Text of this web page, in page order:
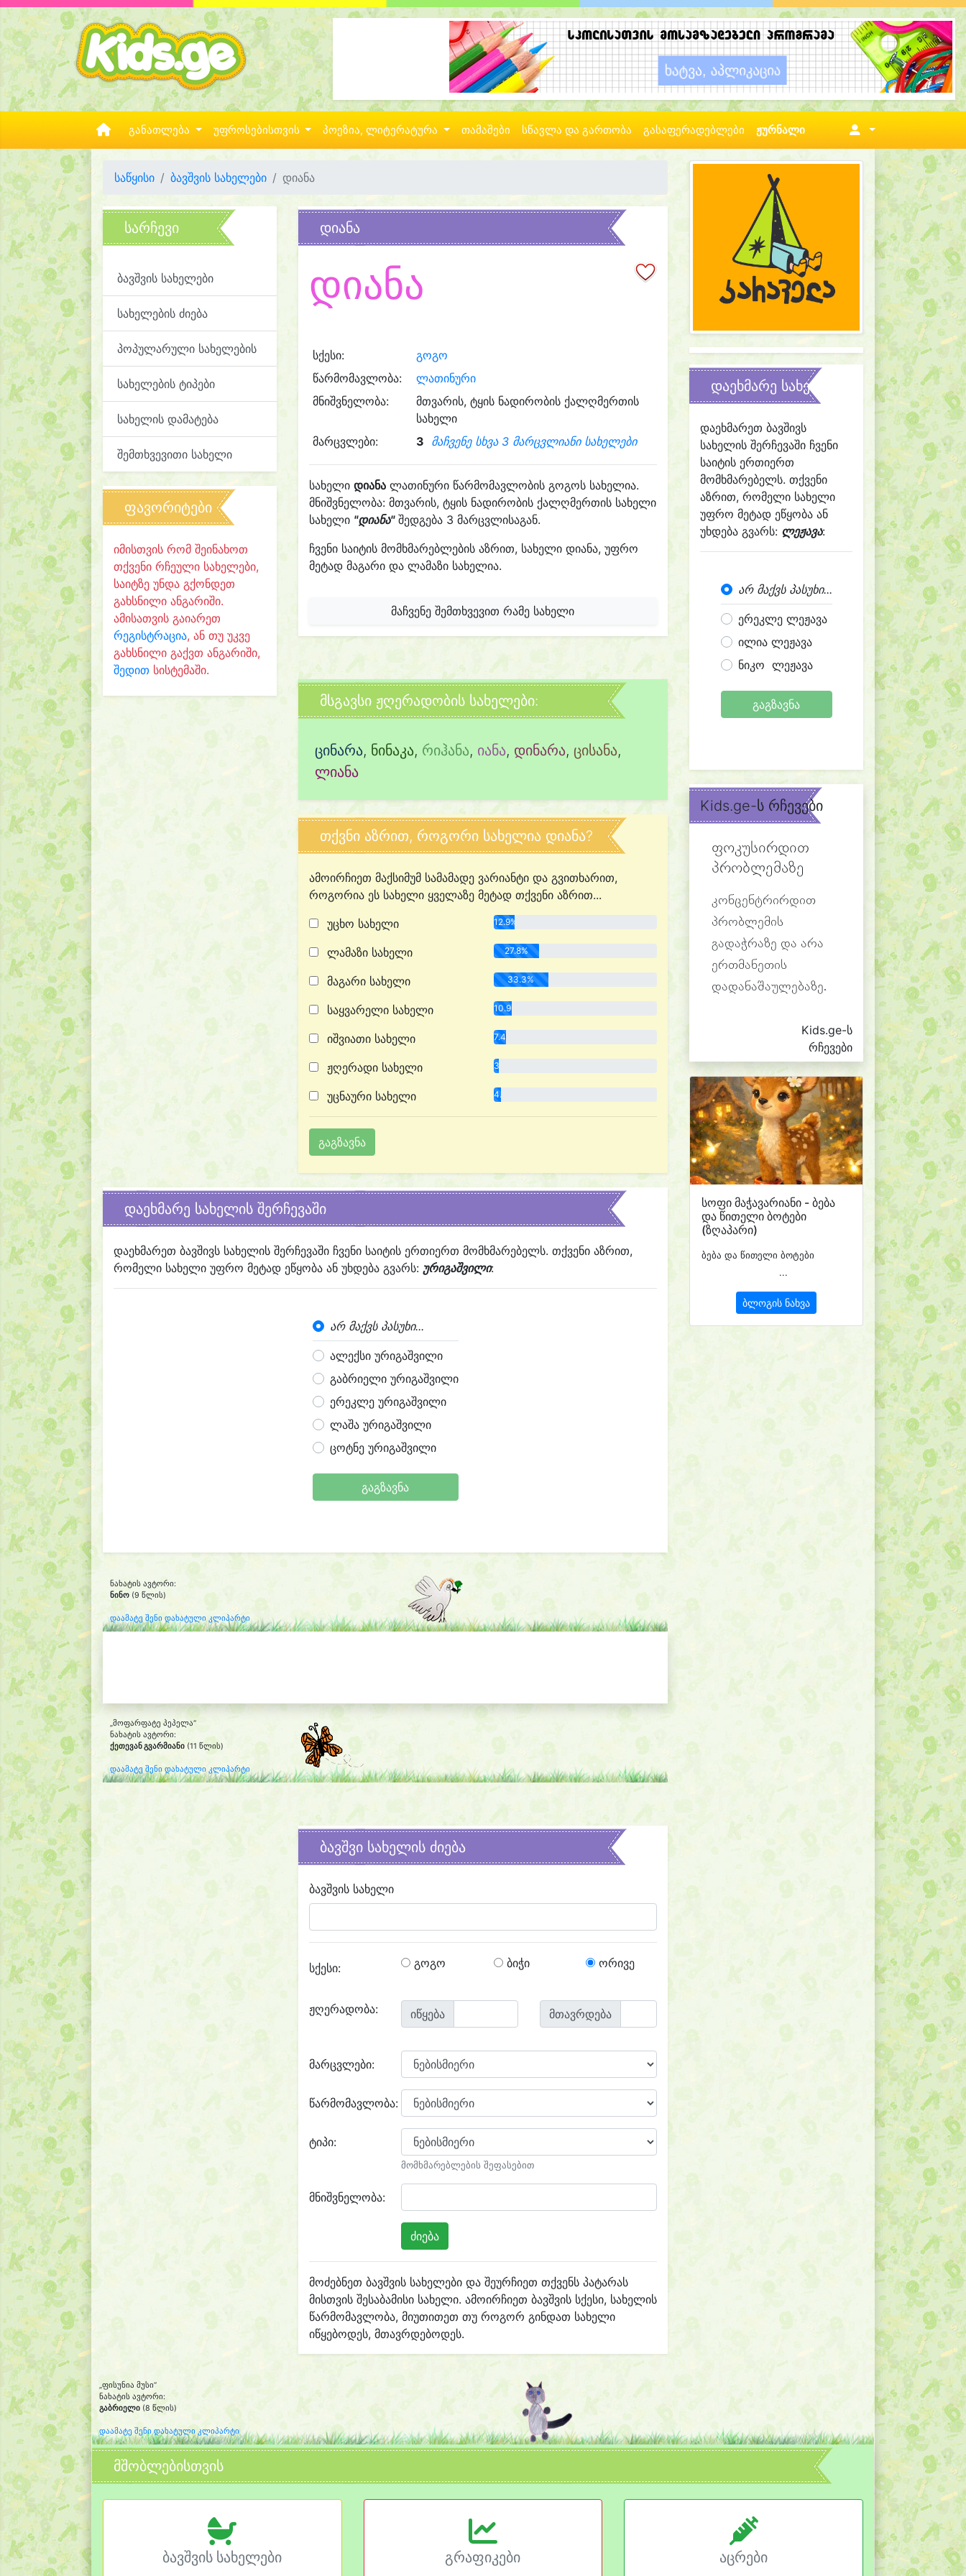
განათლება უფროსებისთვის პოეზია, ლიტერატურა თამაშები სწავლა და გართობა გასაფერადებლები ჟურნალი
საწყისი ბავშვის სახელები დიანა
სარჩევი
ბავშვის სახელები
სახელების ძიება
პოპულარული სახელების
სახელების ტიპები
სახელის დამატება
შემთხვევითი სახელი
ფავორიტები
იმისთვის რომ შეინახოთ
თქვენი რჩეული სახელები,
საიტზე უნდა გქონდეთ
გახსნილი ანგარიში.
ამისათვის გაიარეთ
რეგისტრაცია, ან თუ უკვე
გახსნილი გაქვთ ანგარიში,
შედით სისტემაში.
დიანა
დიანა
სქესი:
გოგო
წარმომავლობა:
ლათინური
მნიშვნელობა:
მთვარის, ტყის ნადირობის ქალღმერთის
სახელი
მარცვლები:
3 მაჩვენე სხვა 3 მარცვლიანი სახელები
სახელი დიანალათინური წარმომავლობის გოგოს სახელია.
მნიშვნელობა: მთვარის, ტყის ნადირობის ქალღმერთის სახელი
სახელი "დიანა"შედგება 3 მარცვლისაგან.
ჩვენი საიტის მომხმარებლების აზრით, სახელი დიანა, უფრო
მეტად მაგარი და ლამაზი სახელია.
მაჩვენე შემთხვევით რამე სახელი
მსგავსი ჟღერადობის სახელები:
ცინარა, ნინაკა, რიჰანა, იანა, დინარა, ცისანა,
ლიანა
თქვნი აზრით, როგორი სახელია დიანა?
ამოირჩიეთ მაქსიმუმ სამამადე ვარიანტი და გვითხარით,
როგორია ეს სახელი ყველაზე მეტად თქვენი აზრით...
უცხო სახელი
12.9%
ლამაზი სახელი 27.8%
მაგარი სახელი 33.3%
საყვარელი სახელი 10.9%
იშვიათი სახელი 7.4%
ჟღერადი სახელი 3.3%
უცნაური სახელი 4.3%
დაეხმარე სახელის შერჩევაში
დაეხმარეთ ბავშივს სახელის შერჩევაში ჩვენი საიტის ერთიერთ მომხმარებელს. თქვენი აზრით,
რომელი სახელი უფრო მეტად ეწყობა ან უხდება გვარს: ურიგაშვილი:
არ მაქვს პასუხი...
ალექსი ურიგაშვილი
გაბრიელი ურიგაშვილი
ერეკლე ურიგაშვილი
ლაშა ურიგაშვილი
ცოტნე ურიგაშვილი
გაგზავნა
ნახატის ავტორი:
ნინო (9 წლის)
დაამატე შენი დახატული კლიპარტი
„მოფარფატე პეპელა“
ნახატის ავტორი:
ქეთევან გვარმიანი (11 წლის)
დაამატე შენი დახატული კლიპარტი
ბავშვი სახელის ძიება
ბავშვის სახელი
სქესი: გოგო ბიჭი ორივე
ჟღერადობა: იწყება მთავრდება
მარცვლები:
წარმომავლობა:
ტიპი:
მომხმარებლების შეფასებით
მნიშვნელობა:
მოძებნეთ ბავშვის სახელები და შეურჩიეთ თქვენს პატარას
მისთვის შესაბამისი სახელი. ამოირჩიეთ ბავშვის სქესი, სახელის
წარმომავლობა, მიუთითეთ თუ როგორ გინდათ სახელი
იწყებოდეს, მთავრდებოდეს.
დაეხმარე სახელის შერჩევაში
დაეხმარეთ ბავშივს
სახელის შერჩევაში ჩვენი
საიტის ერთიერთ
მომხმარებელს. თქვენი
აზრით, რომელი სახელი
უფრო მეტად ეწყობა ან
უხდება გვარს: ლეჟავა:
არ მაქვს პასუხი...
ერეკლე ლეჟავა
ილია ლეჟავა
ნიკო ლეჟავა
გაგზავნა
Kids.ge-ს რჩევები
ფოკუსირდით
პრობლემაზე
კონცენტრირდით
პრობლემის
გადაჭრაზე და არა
ერთმანეთის
დადანაშაულებაზე.
Kids.ge-ს
რჩევები
სოფი მაჭავარიანი - ბება
და წითელი ბოტები
(ზღაპარი)
ბება და წითელი ბოტები
...
ბლოგის ნახვა
„ფისუნია მუსი“
ნახატის ავტორი:
გაბრიელი (8 წლის)
დაამატე შენი დახატული კლიპარტი
მშობლებისთვის
ბავშვის სახელები გრაფიკები აცრები